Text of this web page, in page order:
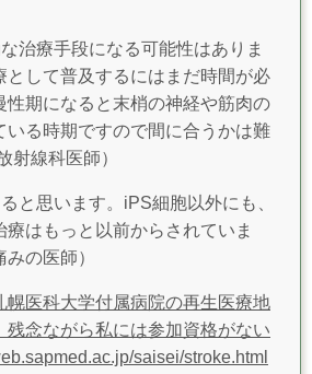
治療手段になる可能性はありま
として普及するにはまだ時間が必
性期になると末梢の神経や筋肉の
いる時期ですので間に合うかは難
射線科医師）
と思います。iPS細胞以外にも、
療はもっと以前からされていま
の医師）
幌医科大学付属病院の再生医療地
残念ながら私には参加資格がない
saisei/stroke.html